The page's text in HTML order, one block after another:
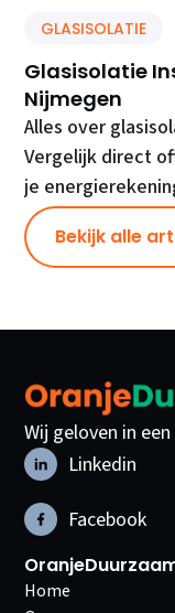
GLASISOLATIE
Glasisolatie
Nijmegen
Alles over
Vergelijk direct
je
Bekijk alle
Wij geloven in
Linkedin
Facebook
Home